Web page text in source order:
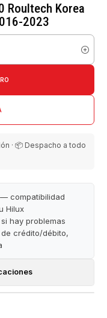
Roultech Korea
2023
· 📦 Despacho a todo
— compatibilidad
Hilux
hay problemas
crédito/débito,